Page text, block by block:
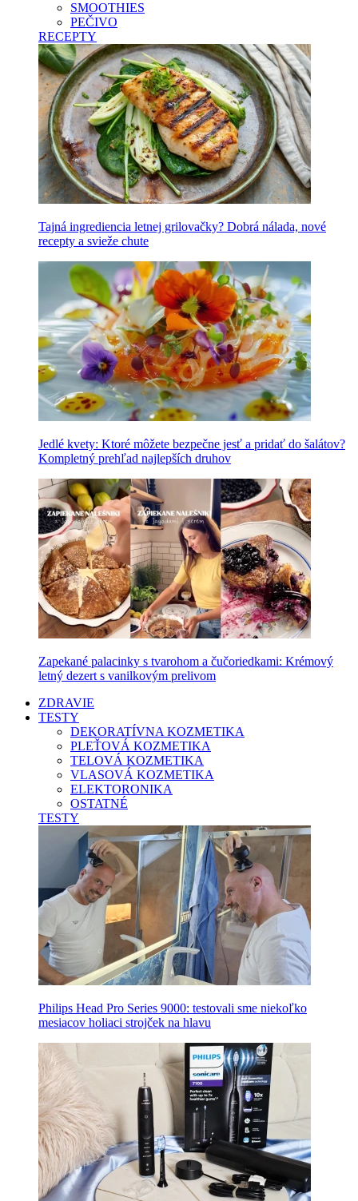
SMOOTHIES
PEČIVO
RECEPTY
Tajná ingrediencia letnej grilovačky? Dobrá nálada, nové
recepty a svieže chute
Jedlé kvety: Ktoré môžete bezpečne jesť a pridať do šalátov?
Kompletný prehľad najlepších druhov
Zapekané palacinky s tvarohom a čučoriedkami: Krémový
letný dezert s vanilkovým prelivom
ZDRAVIE
TESTY
DEKORATÍVNA KOZMETIKA
PLEŤOVÁ KOZMETIKA
TELOVÁ KOZMETIKA
VLASOVÁ KOZMETIKA
ELEKTORONIKA
OSTATNÉ
TESTY
Philips Head Pro Series 9000: testovali sme niekoľko
mesiacov holiaci strojček na hlavu